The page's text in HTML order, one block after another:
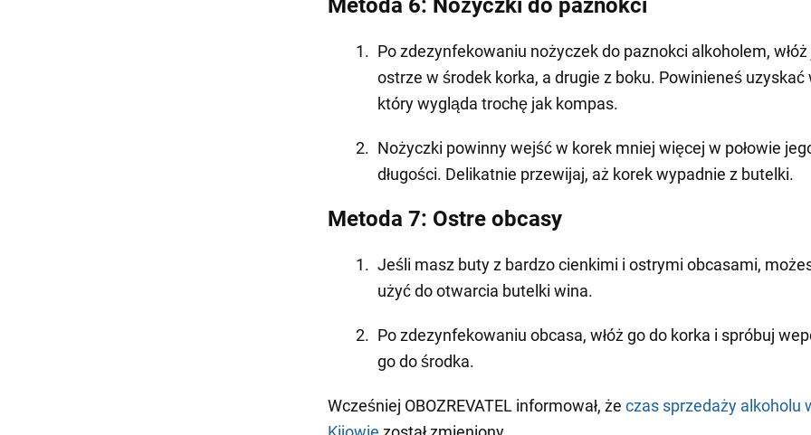
Metoda 6: Nożyczki do paznokci
Po zdezynfekowaniu nożyczek do paznokci alkoholem,
ostrze w środek korka, a drugie z boku. Powinieneś uzyskać
który wygląda trochę jak kompas.
Nożyczki powinny wejść w korek mniej więcej w połowie
długości. Delikatnie przewijaj, aż korek wypadnie z butelki.
Metoda 7: Ostre obcasy
Jeśli masz buty z bardzo cienkimi i ostrymi obcasami,
użyć do otwarcia butelki wina.
Po zdezynfekowaniu obcasa, włóż go do korka i spróbuj
go do środka.
Wcześniej OBOZREVATEL informował, że czas sprzedaży alkoholu